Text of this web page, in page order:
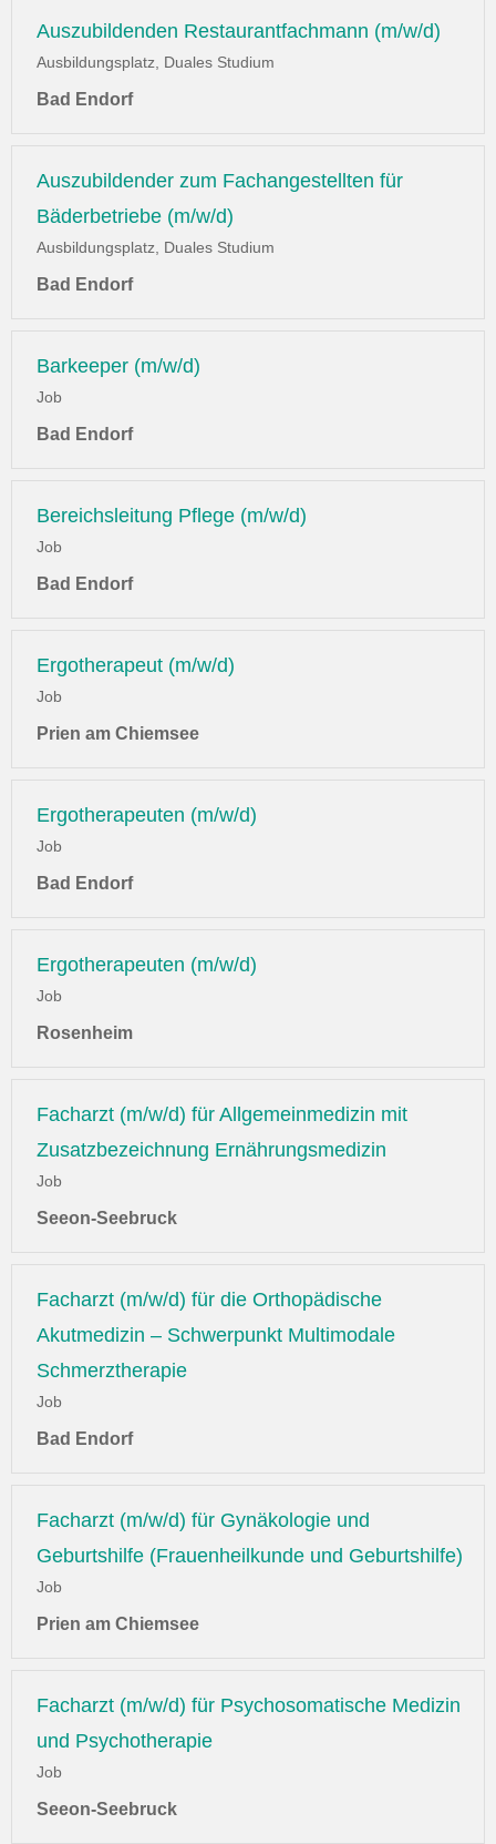
Auszubildenden Restaurantfachmann (m/w/d)
Ausbildungsplatz, Duales Studium
Bad Endorf
Auszubildender zum Fachangestellten für
Bäderbetriebe (m/w/d)
Ausbildungsplatz, Duales Studium
Bad Endorf
Barkeeper (m/w/d)
Job
Bad Endorf
Bereichsleitung Pflege (m/w/d)
Job
Bad Endorf
Ergotherapeut (m/w/d)
Job
Prien am Chiemsee
Ergotherapeuten (m/w/d)
Job
Bad Endorf
Ergotherapeuten (m/w/d)
Job
Rosenheim
Facharzt (m/w/d) für Allgemeinmedizin mit
Zusatzbezeichnung Ernährungsmedizin
Job
Seeon-Seebruck
Facharzt (m/w/d) für die Orthopädische
Akutmedizin – Schwerpunkt Multimodale
Schmerztherapie
Job
Bad Endorf
Facharzt (m/w/d) für Gynäkologie und
Geburtshilfe (Frauenheilkunde und Geburtshilfe)
Job
Prien am Chiemsee
Facharzt (m/w/d) für Psychosomatische Medizin
und Psychotherapie
Job
Seeon-Seebruck